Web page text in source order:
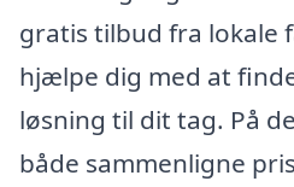
gratis tilbud fra lokale
hjælpe dig med at
løsning til dit tag. På
både sammenligne